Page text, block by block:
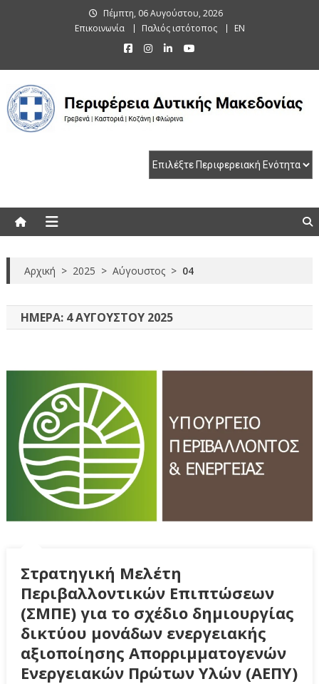
Πέμπτη, 06 Αυγούστου, 2026
Επικοινωνία
Παλιός ιστότοπος EN
Αρχική > 2025 > Αύγουστος > 04
ΗΜΈΡΑ: 4 ΑΥΓΟΎΣΤΟΥ 2025
Στρατηγική Μελέτη
Περιβαλλοντικών Επιπτώσεων
(ΣΜΠΕ) για το σχέδιο δημιουργίας
δικτύου μονάδων ενεργειακής
αξιοποίησης Απορριμματογενών
Ενεργειακών Πρώτων Υλών (ΑΕΠΥ)